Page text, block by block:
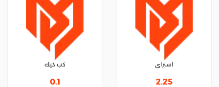
اسبراى
2.25
كب كيك
0.1